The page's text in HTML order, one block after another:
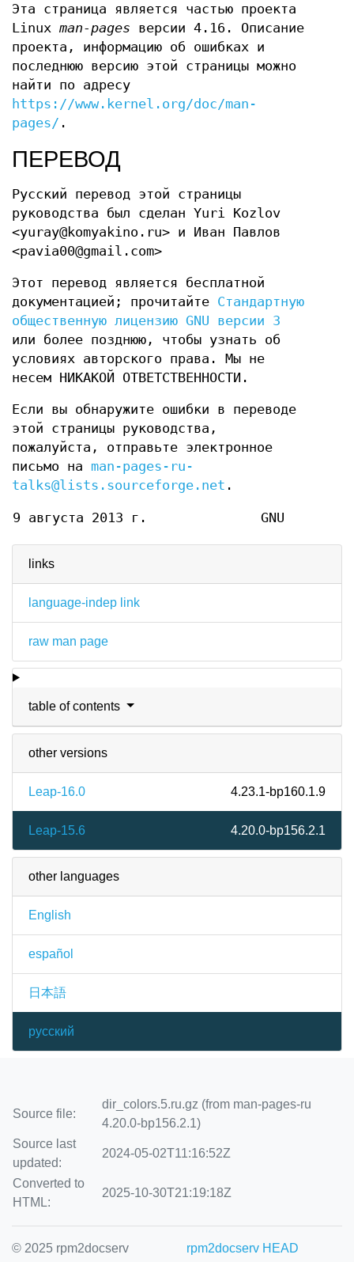
links
language-indep link
raw man page
table of contents
other versions
Leap-16.0 4.23.1-bp160.1.9
Leap-15.6 4.20.0-bp156.2.1
other languages
English
español
日本語
русский
Эта страница является частью проекта
Linux man-pages версии 4.16. Описание
проекта, информацию об ошибках и
последнюю версию этой страницы можно
найти по адресу
https://www.kernel.org/doc/man-
pages/ .
ПЕРЕВОД
Русский перевод этой страницы
руководства был сделан Yuri Kozlov
<yuray@komyakino.ru> и Иван Павлов
<pavia00@gmail.com>
Этот перевод является бесплатной
документацией; прочитайте Стандартную
общественную лицензию GNU версии 3
или более позднюю, чтобы узнать об
условиях авторского права. Мы не
несем НИКАКОЙ ОТВЕТСТВЕННОСТИ.
Если вы обнаружите ошибки в переводе
этой страницы руководства,
пожалуйста, отправьте электронное
письмо на man-pages-ru-
talks@lists.sourceforge.net .
9 августа 2013 г. GNU
Source file:
dir_colors.5.ru.gz (from man-pages-ru
4.20.0-bp156.2.1)
Source last
updated:
2024-05-02T11:16:52Z
Converted to
HTML:
2025-10-30T21:19:18Z
© 2025 rpm2docserv
rpm2docserv HEAD